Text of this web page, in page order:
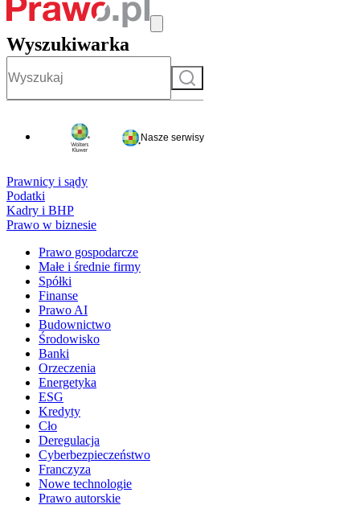
Wyszukiwarka
Szukaj
Nasze serwisy
Prawnicy i sądy
Podatki
Kadry i BHP
Prawo w biznesie
Prawo gospodarcze
Małe i średnie firmy
Spółki
Finanse
Prawo AI
Budownictwo
Środowisko
Banki
Orzeczenia
Energetyka
ESG
Kredyty
Cło
Deregulacja
Cyberbezpieczeństwo
Franczyza
Nowe technologie
Prawo autorskie